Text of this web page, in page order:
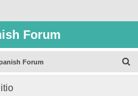
Forum
Forum